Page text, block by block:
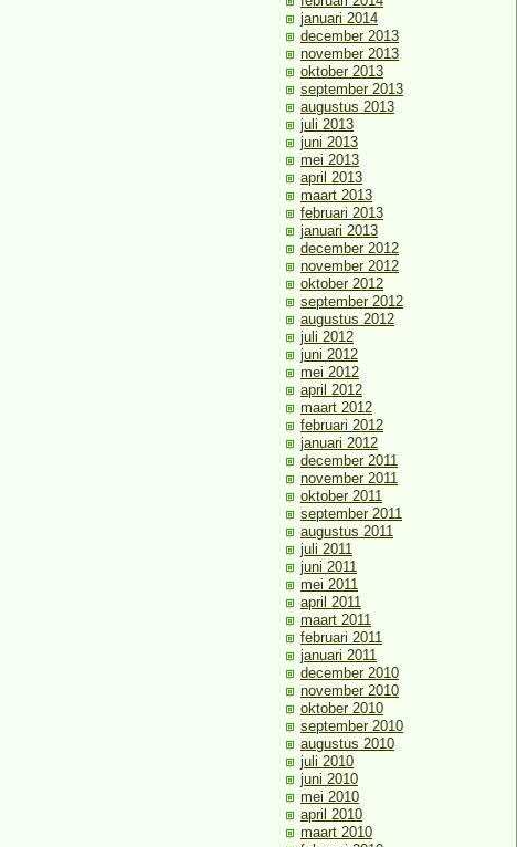
januari 2014
december 2013
november 2013
oktober 2013
september 2013
augustus 2013
juli 2013
juni 2013
mei 2013
april 2013
maart 2013
februari 2013
januari 2013
december 2012
november 2012
oktober 2012
september 2012
augustus 2012
juli 2012
juni 2012
mei 2012
april 2012
maart 2012
februari 2012
januari 2012
december 2011
november 2011
oktober 2011
september 2011
augustus 2011
juli 2011
juni 2011
mei 2011
april 2011
maart 2011
februari 2011
januari 2011
december 2010
november 2010
oktober 2010
september 2010
augustus 2010
juli 2010
juni 2010
mei 2010
april 2010
maart 2010